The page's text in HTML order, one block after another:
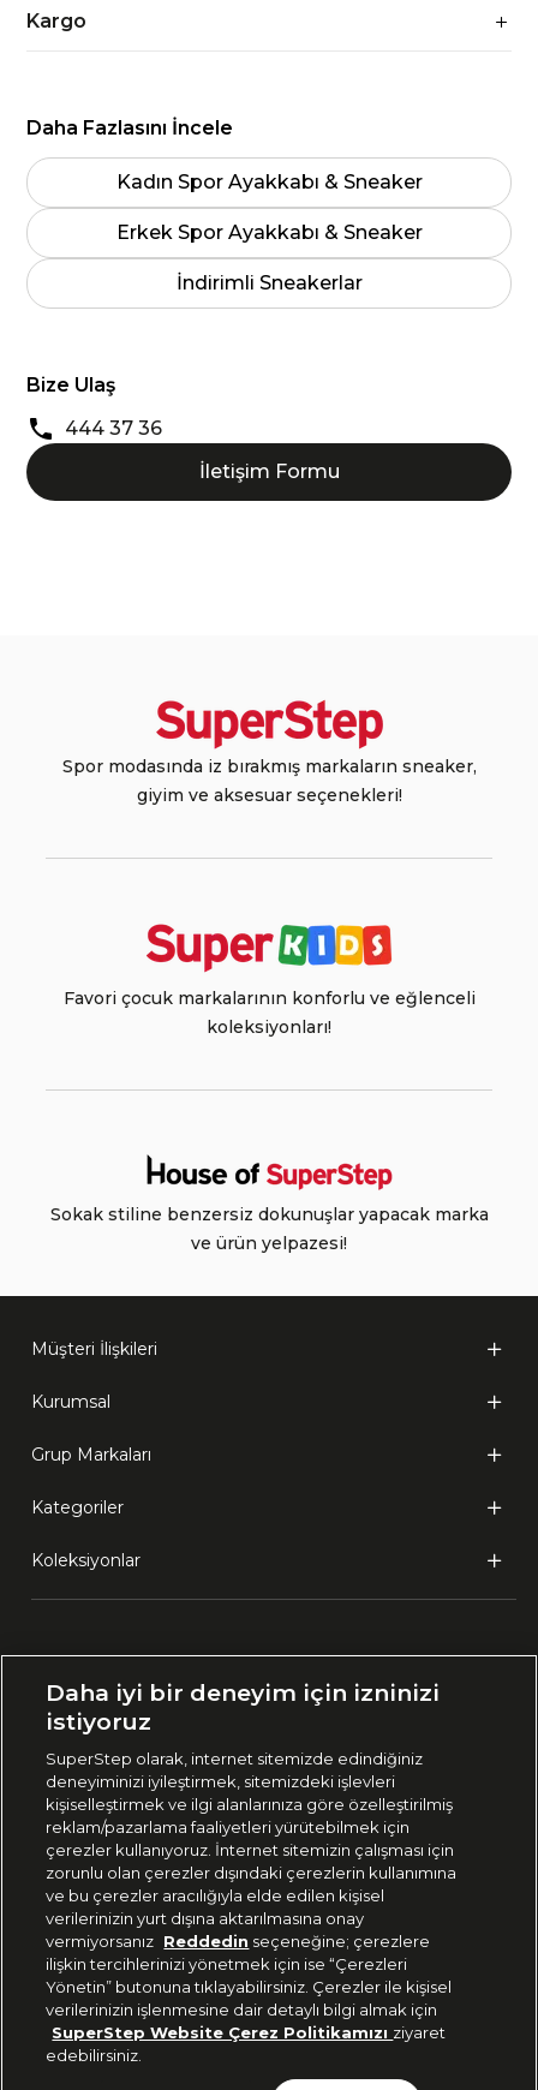
Kargo
Daha Fazlasını İncele
Kadın Spor Ayakkabı & Sneaker
Erkek Spor Ayakkabı & Sneaker
İndirimli Sneakerlar
Bize Ulaş
444 37 36
İletişim Formu
Spor modasında iz bırakmış markaların sneaker,
giyim ve aksesuar seçenekleri!
Favori çocuk markalarının konforlu ve eğlenceli
koleksiyonları!
Sokak stiline benzersiz dokunuşlar yapacak marka
ve ürün yelpazesi!
Müşteri İlişkileri
Kurumsal
Grup Markaları
Kategoriler
Koleksiyonlar
🇹🇷 Türkiye
444 37 36
Uygulamadan Takip Edin
Bizi Takip Edin
Daha iyi bir deneyim için izninizi
istiyoruz
SuperStep olarak, internet sitemizde edindiğiniz
deneyiminizi iyileştirmek, sitemizdeki işlevleri
kişiselleştirmek ve ilgi alanlarınıza göre özelleştirilmiş
reklam/pazarlama faaliyetleri yürütebilmek için
çerezler kullanıyoruz. İnternet sitemizin çalışması için
zorunlu olan çerezler dışındaki çerezlerin kullanımına
ve bu çerezler aracılığıyla elde edilen kişisel
verilerinizin yurt dışına aktarılmasına onay
vermiyorsanız Reddedin seçeneğine; çerezlere
ilişkin tercihlerinizi yönetmek için ise “Çerezleri
Yönetin” butonuna tıklayabilirsiniz. Çerezler ile kişisel
verilerinizin işlenmesine dair detaylı bilgi almak için
SuperStep Website Çerez Politikamızı ziyaret
edebilirsiniz.